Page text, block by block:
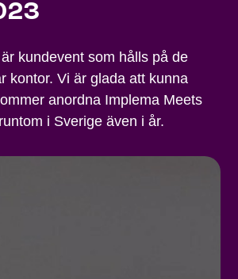
kundevent som hålls på de
kontor. Vi är glada att kunna
anordna Implema Meets
i Sverige även i år.